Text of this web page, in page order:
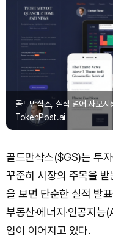
골드만삭스, 실적 넘어 사모시
TokenPost.ai
골드만삭스($GS)는 투
꾸준히 시장의 주목을
을 보면 단순한 실적 발
부동산·에너지·인공지
임이 이어지고 있다.